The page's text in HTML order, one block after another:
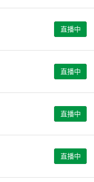
直播中
直播中
直播中
直播中